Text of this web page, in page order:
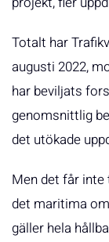
Totalt har
augusti 2022,
har beviljats
genomsnittlig
det utökade
Men det får inte
det maritima
gäller hela